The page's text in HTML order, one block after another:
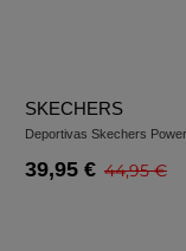
SKECHERS
Deportivas Skechers
39,95 € 44,95 €